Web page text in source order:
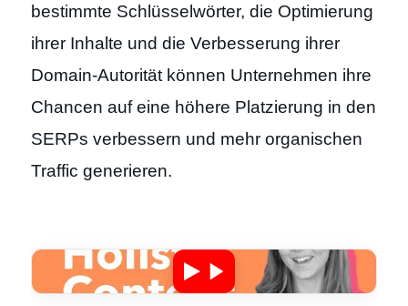
bestimmte Schlüsselwörter, die Optimierung
ihrer Inhalte und die Verbesserung ihrer
Domain-Autorität können Unternehmen ihre
Chancen auf eine höhere Platzierung in den
SERPs verbessern und mehr organischen
Traffic generieren.